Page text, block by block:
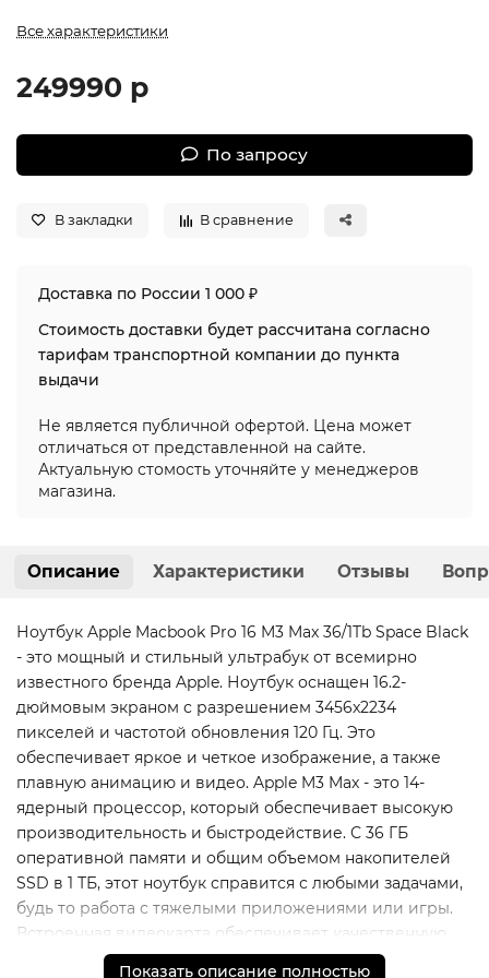
Все характеристики
249990 р
По запросу
В закладки В сравнение
Доставка по России 1 000 ₽
Стоимость доставки будет рассчитана согласно
тарифам транспортной компании до пункта
выдачи
Не является публичной офертой. Цена может
отличаться от представленной на сайте.
Актуальную стомость уточняйте у менеджеров
магазина.
Описание Характеристики Отзывы
Ноутбук Apple Macbook Pro 16 M3 Max 36/1Tb Space Black
- это мощный и стильный ультрабук от всемирно
известного бренда Apple. Ноутбук оснащен 16.2-
дюймовым экраном с разрешением 3456x2234
пикселей и частотой обновления 120 Гц. Это
обеспечивает яркое и четкое изображение, а также
плавную анимацию и видео. Apple M3 Max - это 14-
ядерный процессор, который обеспечивает высокую
производительность и быстродействие. С 36 ГБ
оперативной памяти и общим объемом накопителей
SSD в 1 ТБ, этот ноутбук справится с любыми задачами,
будь то работа с тяжелыми приложениями или игры.
Встроенная видеокарта обеспечивает качественную
графику и плавное воспроизведение видео. Ноутбук
Показать описание полностью